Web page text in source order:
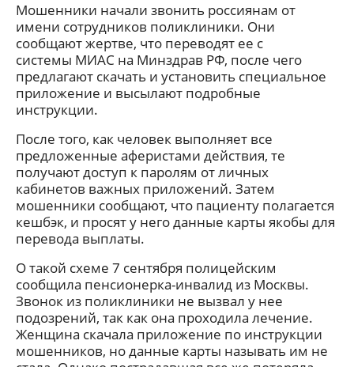
Мошенники начали звонить россиянам от
имени сотрудников поликлиники. Они
сообщают жертве, что переводят ее с
системы МИАС на Минздрав РФ, после чего
предлагают скачать и установить специальное
приложение и высылают подробные
инструкции.
После того, как человек выполняет все
предложенные аферистами действия, те
получают доступ к паролям от личных
кабинетов важных приложений. Затем
мошенники сообщают, что пациенту полагается
кешбэк, и просят у него данные карты якобы для
перевода выплаты.
О такой схеме 7 сентября полицейским
сообщила пенсионерка-инвалид из Москвы.
Звонок из поликлиники не вызвал у нее
подозрений, так как она проходила лечение.
Женщина скачала приложение по инструкции
мошенников, но данные карты называть им не